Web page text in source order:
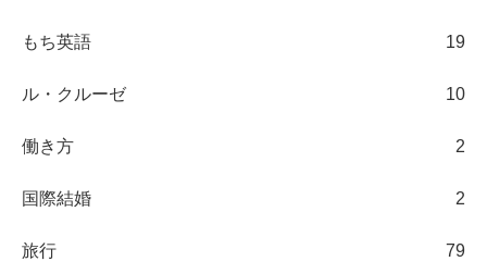
もち英語 19
ル・クルーゼ 10
働き方 2
国際結婚 2
旅行 79